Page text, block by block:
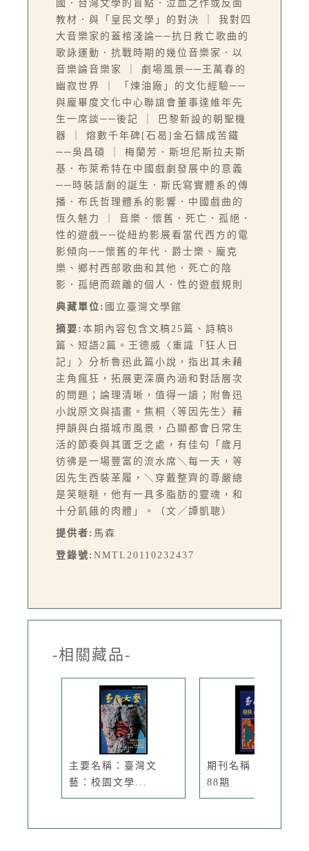
國．台灣文學的盲點．泣血之作或反面
教材．與「皇民文學」的對決 ｜ 我對四
大音樂家的蓋棺淺論──抗日救亡歌曲的
歌詠運動．抗戰時期的幾位音樂家．以
音樂論音樂家 ｜ 劇場風景──王萬春的
幽寂世界 ｜ 「煉油廠」的文化經驗──
與龐畢度文化中心聯誼會董事達維年先
生一席談──後記 ｜ 巴黎新設的朝聖機
器 ｜ 熔數千年碑[石曷]金石鑄成苦鐵
──吳昌碩 ｜ 梅蘭芳．斯坦尼斯拉夫斯
基．布萊希特在中國戲劇發展中的意義
──時裝話劇的誕生．斯氏寫實體系的傳
播．布氏哲理體系的影響．中國戲曲的
恆久魅力 ｜ 音樂．懷舊．死亡．孤絕．
性的遊戲──從紐約影展看當代西方的電
影傾向──懷舊的年代．爵士樂、龐克
樂、鄉村西部歌曲和其他．死亡的陰
影．孤絕而疏離的個人．性的遊戲規則
典藏單位: 國立臺灣文學館
摘要: 本期內容包含文稿25篇、詩稿8
篇、短語2篇。王德威〈重識「狂人日
記」〉分析魯迅此篇小說，指出其未藉
主角瘋狂，拓展更深廣內涵和對話層次
的問題；論理清晰，值得一讀；附魯迅
小說原文與插畫。焦桐〈等因先生〉藉
押韻與白描城市風景，凸顯都會日常生
活的節奏與其匱乏之處，有佳句「歲月
彷彿是一場豐富的流水席＼每一天，等
因先生西裝革履，＼穿戴整齊的尊嚴總
是笑瞇瞇，他有一具多脂肪的靈魂，和
十分飢餓的肉體」。（文／譚凱聰）
提供者: 馬森
登錄號: NMTL20110232437
-相關藏品-
主要名稱：臺灣文
藝：校園文學...
期刊名稱：臺灣文藝
88期